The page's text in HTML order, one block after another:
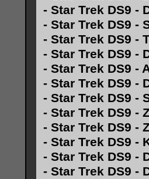
- Star Trek DS9 -
- Star Trek DS9 -
- Star Trek DS9 -
- Star Trek DS9 -
- Star Trek DS9 -
- Star Trek DS9 -
- Star Trek DS9 -
- Star Trek DS9 -
- Star Trek DS9 -
- Star Trek DS9 -
- Star Trek DS9 -
- Star Trek DS9 -